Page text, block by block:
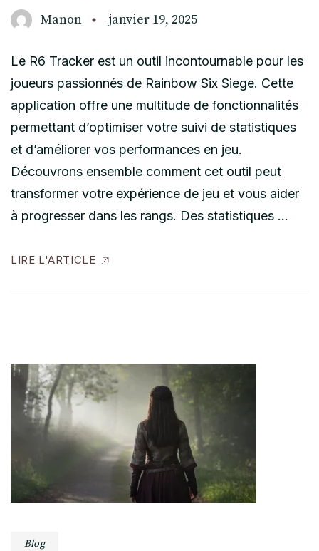
Manon janvier 19, 2025
Le R6 Tracker est un outil incontournable pour les
joueurs passionnés de Rainbow Six Siege. Cette
application offre une multitude de fonctionnalités
permettant d’optimiser votre suivi de statistiques
et d’améliorer vos performances en jeu.
Découvrons ensemble comment cet outil peut
transformer votre expérience de jeu et vous aider
à progresser dans les rangs. Des statistiques …
LIRE L'ARTICLE
Blog